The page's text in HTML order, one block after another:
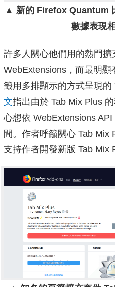
▲ 新的 Firefox Quantum
數據表現
許多人關心他們用的熱門擴
WebExtensions，而最明
籤用多排顯示的方式呈現的
文指出由於 Tab Mix Plus
心想依 WebExtensions
間。作者呼籲關心 Tab Mix
支持作者開發新版 Tab Mix